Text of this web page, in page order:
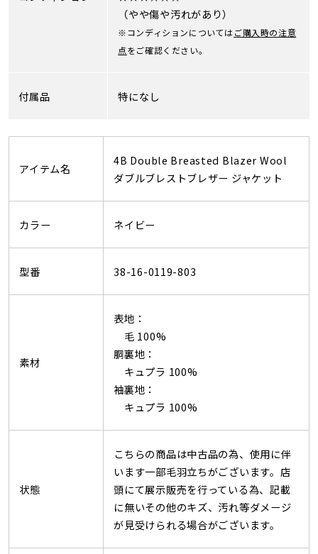
（やや傷や汚れがあり）
※コンディションについてはご購入時の注意
点をご確認ください。
付属品 特になし
アイテム名
4B Double Breasted Blazer Wool
ダブルブレストブレザー ジャケット
カラー ネイビー
型番 38-16-0119-803
素材
表地：
毛 100%
胴裏地：
キュプラ 100%
袖裏地：
キュプラ 100%
状態
こちらの商品は中古品の為、使用に伴
います一部毛羽立ちがございます。店
頭にて展示販売を行っている為、記載
に無いその他のキズ、汚れ等ダメージ
が見受けられる場合がございます。